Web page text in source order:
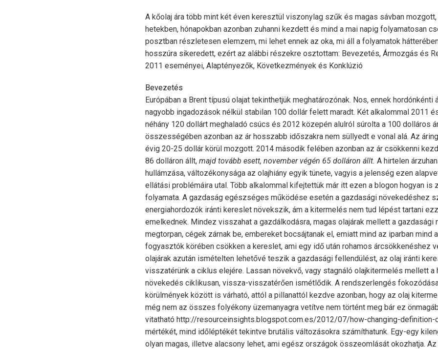
A kőolaj ára több mint két éven keresztül viszonylag szűk és magas sávban
hetekben, hónapokban azonban zuhanni kezdett és mind a mai napig folyamatosan
posztban részletesen elemzem, mi lehet ennek az oka, mi áll a folyamatok
hosszúra sikeredett, ezért az alábbi részekre osztottam: Bevezetés, Ármozgás és
2011 eseményei, Alaptényezők, Következmények és Konklúzió
Bevezetés
Európában a Brent típusú olajat tekinthetjük meghatározónak. Nos, ennek hordónkénti
nagyobb ingadozások nélkül stabilan 100 dollár felett maradt. Két alkalommal 2011
néhány 120 dollárt meghaladó csúcs és 2012 közepén alulról súrolta a 100 dolláros
összességében azonban az ár hosszabb időszakra nem süllyedt e vonal alá. Az
évig 20-25 dollár körül mozgott. 2014 második felében azonban az ár csökkenni
86 dolláron állt, majd tovább esett, november végén 65 dolláron állt. A hirtelen
hullámzása, változékonysága az olajhiány egyik tünete, vagyis a jelenség ezen
ellátási problémáira utal. Több alkalommal kifejtettük már itt ezen a blogon hogyan is
folyamata. A gazdaság egészséges működése esetén a gazdasági növekedéshez
energiahordozók iránti kereslet növekszik, ám a kitermelés nem tud lépést tartani
emelkednek. Mindez visszahat a gazdálkodásra, magas olajárak mellett a gazdasági
megtorpan, cégek zárnak be, embereket bocsájtanak el, emiatt mind az iparban mind
fogyasztók körében csökken a kereslet, ami egy idő után rohamos árcsökkenéshez
olajárak azután ismételten lehetővé teszik a gazdasági fellendülést, az olaj iránti
visszatérünk a ciklus elejére. Lassan növekvő, vagy stagnáló olajkitermelés mellett a
növekedés ciklikusan, vissza-visszatérően ismétlődik. A rendszerlengés
körülmények között is várható, attól a pillanattól kezdve azonban, hogy az olaj
még nem az összes folyékony üzemanyagra vetítve nem történt meg bár ez
vitatható http://resourceinsights.blogspot.com.es/2012/07/how-changing-definition-
mértékét, mind időléptékét tekintve brutális változásokra számíthatunk. Egy-egy
olyan magas, illetve alacsony lehet, ami egész országok összeomlását okozhatja.